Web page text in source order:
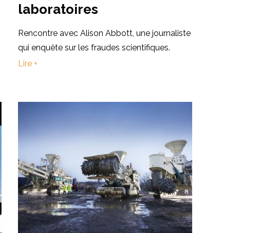
laboratoires
Rencontre avec Alison Abbott, une journaliste
qui enquête sur les fraudes scientifiques.
Lire +